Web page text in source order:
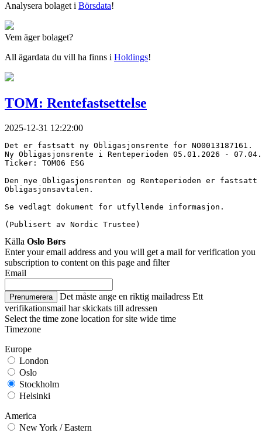
Analysera bolaget i Börsdata!
Vem äger bolaget?
All ägardata du vill ha finns i Holdings!
TOM: Rentefastsettelse
2025-12-31 12:22:00
Det er fastsatt ny Obligasjonsrente for NO0013187161.
Ny Obligasjonsrente i Renteperioden 05.01.2026 -
Ticker: TOM06 ESG
Den nye Obligasjonsrenten og Renteperioden er
Obligasjonsavtalen.
Se vedlagt dokument for utfyllende informasjon.
(Publisert av Nordic Trustee)
Källa Oslo Børs
Enter your email address and you will get a mail for verification you
subscription to content on this page and filter
Email
Prenumerera Det måste ange en riktig mailadress Ett
verifikationsmail har skickats till adressen
Select the time zone location for site wide time
Timezone
Europe
London
Oslo
Stockholm
Helsinki
America
New York / Eastern